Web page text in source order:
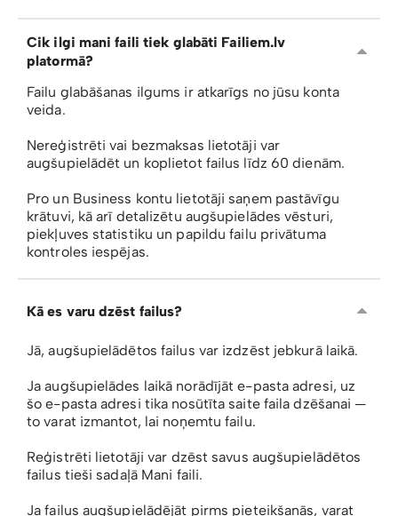
Cik ilgi mani faili tiek glabāti Failiem.lv
platormā?
Failu glabāšanas ilgums ir atkarīgs no jūsu konta
veida.
Nereģistrēti vai bezmaksas lietotāji var
augšupielādēt un koplietot failus līdz 60 dienām.
Pro un Business kontu lietotāji saņem pastāvīgu
krātuvi, kā arī detalizētu augšupielādes vēsturi,
piekļuves statistiku un papildu failu privātuma
kontroles iespējas.
Kā es varu dzēst failus?
Jā, augšupielādētos failus var izdzēst jebkurā laikā.
Ja augšupielādes laikā norādījāt e-pasta adresi, uz
šo e-pasta adresi tika nosūtīta saite faila dzēšanai —
to varat izmantot, lai noņemtu failu.
Reģistrēti lietotāji var dzēst savus augšupielādētos
failus tieši sadaļā Mani faili.
Ja failus augšupielādējāt pirms pieteikšanās, varat